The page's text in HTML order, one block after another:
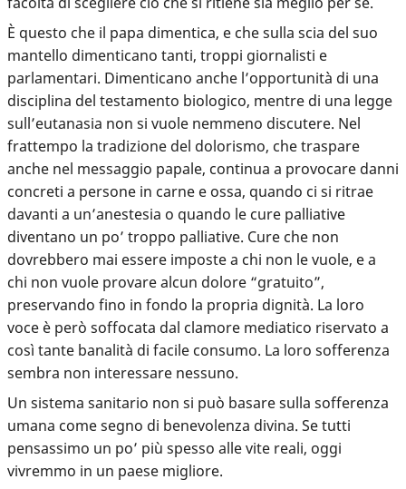
È questo che il papa dimentica, e che sulla scia del suo
mantello dimenticano tanti, troppi giornalisti e
parlamentari. Dimenticano anche l’opportunità di una
disciplina del testamento biologico, mentre di una legge
sull’eutanasia non si vuole nemmeno discutere. Nel
frattempo la tradizione del dolorismo, che traspare
anche nel messaggio papale, continua a provocare danni
concreti a persone in carne e ossa, quando ci si ritrae
davanti a un’anestesia o quando le cure palliative
diventano un po’ troppo palliative. Cure che non
dovrebbero mai essere imposte a chi non le vuole, e a
chi non vuole provare alcun dolore “gratuito”,
preservando fino in fondo la propria dignità. La loro
voce è però soffocata dal clamore mediatico riservato a
così tante banalità di facile consumo. La loro sofferenza
sembra non interessare nessuno.
Un sistema sanitario non si può basare sulla sofferenza
umana come segno di benevolenza divina. Se tutti
pensassimo un po’ più spesso alle vite reali, oggi
vivremmo in un paese migliore.